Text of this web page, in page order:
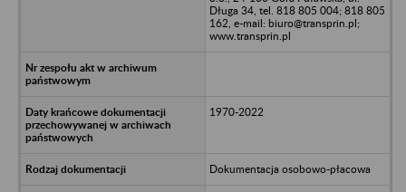
Długa 34, tel. 818 805 004; 818 805
162, e-mail: biuro@transprin.pl;
www.transprin.pl
1970-2022
Dokumentacja osobowo-płacowa